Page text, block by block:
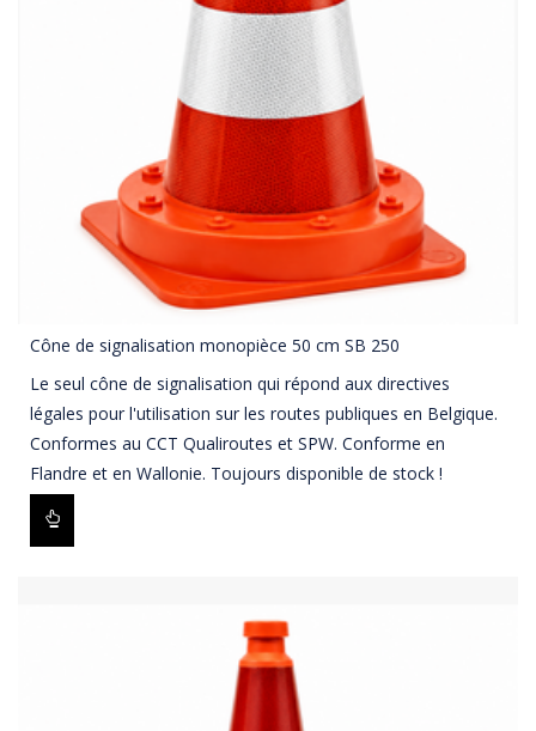
Cône de signalisation monopièce 50 cm SB 250
Le seul cône de signalisation qui répond aux directives
légales pour l'utilisation sur les routes publiques en Belgique.
Conformes au CCT Qualiroutes et SPW. Conforme en
Flandre et en Wallonie. Toujours disponible de stock !